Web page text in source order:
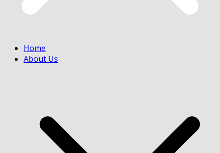
Home
About Us